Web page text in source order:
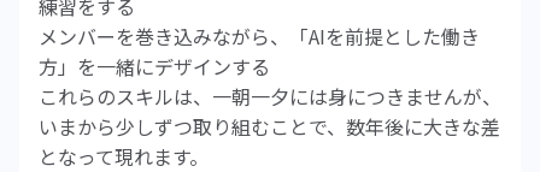
練習をする
メンバーを巻き込みながら、「AIを前提とした働き
方」を一緒にデザインする
これらのスキルは、一朝一夕には身につきませんが、
いまから少しずつ取り組むことで、数年後に大きな差
となって現れます。